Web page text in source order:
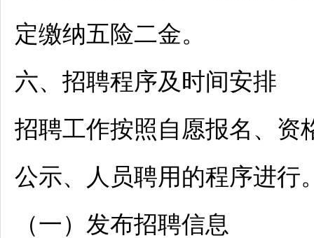
定缴纳五险二金。
六、 招聘程序及时间安排
招聘工作按照自愿报名、资
公示、人员聘用的程序进行
（一）发布招聘信息